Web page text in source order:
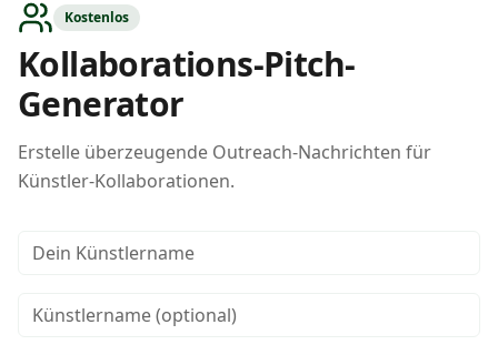
Kostenlos
Kollaborations-Pitch-
Generator
Erstelle überzeugende Outreach-Nachrichten für
Künstler-Kollaborationen.